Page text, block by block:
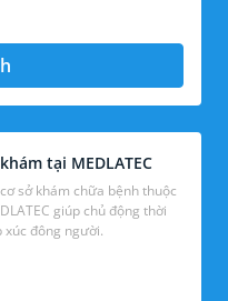
tại MEDLATEC
sở khám chữa bệnh thuộc
giúp chủ động thời
gian, hạn chế tiếp xúc đông người.